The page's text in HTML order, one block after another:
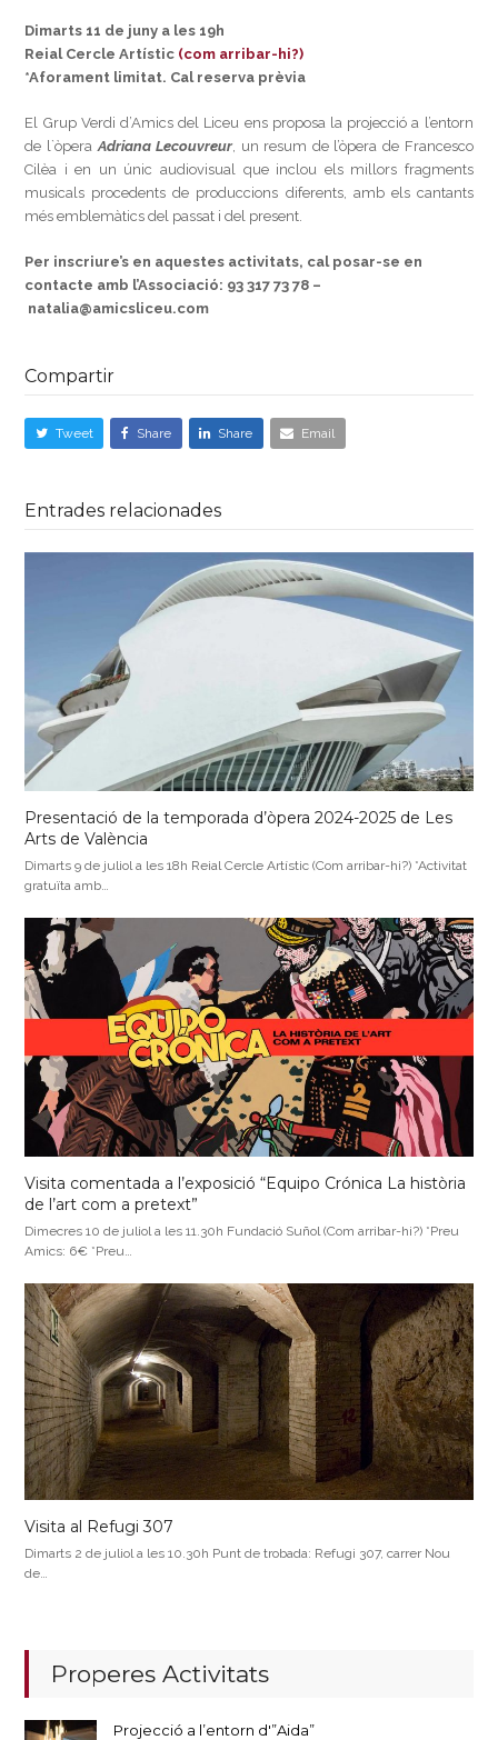
Dimarts 11 de juny a les 19h
Reial Cercle Artístic (com arribar-hi?)
*Aforament limitat. Cal reserva prèvia
El Grup Verdi d’Amics del Liceu ens proposa la projecció a l’entorn
de l`òpera Adriana Lecouvreur, un resum de l’òpera de Francesco
Cilèa i en un únic audiovisual que inclou els millors fragments
musicals procedents de produccions diferents, amb els cantants
més emblemàtics del passat i del present.
Per inscriure’s en aquestes activitats, cal posar-se en
contacte amb l’Associació: 93 317 73 78 –
natalia@amicsliceu.com
Compartir
Tweet Share Share Email
Entrades relacionades
Presentació de la temporada d’òpera 2024-2025 de Les
Arts de València
Dimarts 9 de juliol a les 18h Reial Cercle Artístic (Com arribar-hi?) *Activitat
gratuïta amb…
Visita comentada a l’exposició “Equipo Crónica La història
de l’art com a pretext”
Dimecres 10 de juliol a les 11.30h Fundació Suñol (Com arribar-hi?) *Preu
Amics: 6€ *Preu…
Visita al Refugi 307
Dimarts 2 de juliol a les 10.30h Punt de trobada: Refugi 307, carrer Nou
de…
Properes Activitats
Projecció a l’entorn d'”Aida”